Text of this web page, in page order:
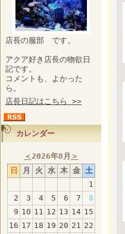
店長の服部 です。
アクア好き店長の物欲日
記です。
コメントも、よかった
ら。
店長日記はこちら >>
カレンダー
＜2026年8月 ＞
日
月 火 水 木 金 土
1
2
3 4 5 6 7
8
9 10 11 12 13 14 15
16 17 18 19 20 21 22